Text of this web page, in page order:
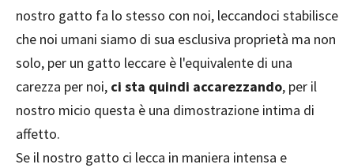
nostro gatto fa lo stesso con noi, leccandoci stabilisce
che noi umani siamo di sua esclusiva proprietà ma non
solo, per un gatto leccare è l'equivalente di una
carezza per noi, ci sta quindi accarezzando, per il
nostro micio questa è una dimostrazione intima di
affetto.
Se il nostro gatto ci lecca in maniera intensa e